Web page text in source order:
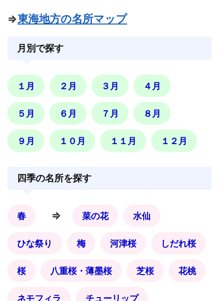
⇒東海地方の名所マップ
月別で探す
１月 ２月 ３月 ４月
５月 ６月 ７月 ８月
９月 １０月 １１月 １２月
四季の名所を探す
春 ⇒ 菜の花 水仙
ひな祭り 梅 河津桜 しだれ桜
桜 八重桜・薄墨桜 芝桜 花桃
ネモフィラ チューリップ